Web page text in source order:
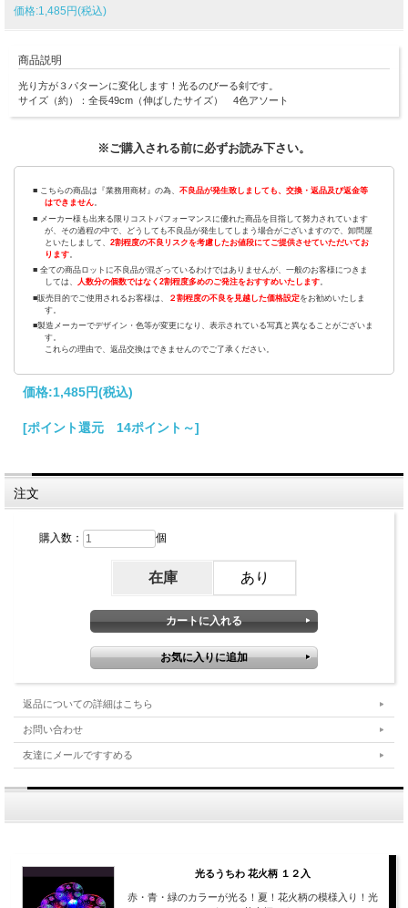
価格:1,485円(税込)
商品説明
光り方が３パターンに変化します！光るのびーる剣です。
サイズ（約）：全長49cm（伸ばしたサイズ） 4色アソート
※ご購入される前に必ずお読み下さい。
■ こちらの商品は『業務用商材』の為、 不良品が発生致しましても、交換・返品及び返金等
はできません。
■ メーカー様も出来る限りコストパフォーマンスに優れた商品を目指して努力されています
が、その過程の中で、どうしても不良品が発生してしまう場合がございますので、卸問屋
といたしまして、2割程度の不良リスクを考慮したお値段にてご提供させていただいてお
ります
■ 全ての商品ロットに不良品が混ざっているわけではありませんが、一般のお客様につきま
しては、 人数分の個数ではなく2割程度多めのご発注をおすすめいたします。
■販売目的でご使用されるお客様は、
２割程度の不良を見越した価格設定をお勧めいたしま
す。
■製造メーカーでデザイン・色等が変更になり、表示されている写真と異なることがございま
す。
これらの理由で、返品交換はできませんのでご了承ください。
価格:1,485円(税込)
[ポイント還元 14ポイント～]
注文
購入数： 個
在庫 あり
返品についての詳細はこちら
お問い合わせ
友達にメールですすめる
光るうちわ 花火柄 １２入
赤・青・緑のカラーが光る！夏！花火柄の模様入り！光